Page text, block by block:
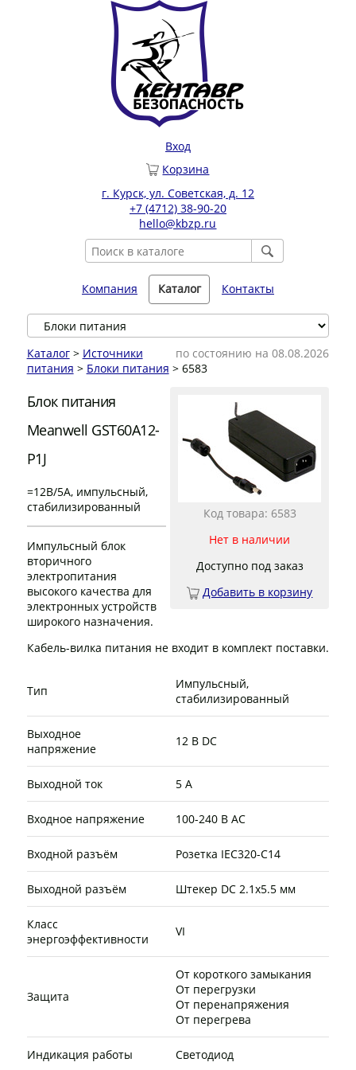
Вход
Корзина
г. Курск, ул. Советская, д. 12
+7 (4712) 38-90-20
hello@kbzp.ru
Компания Каталог Контакты
по состоянию на 08.08.2026
Каталог> Источники
питания > Блоки питания > 6583
Код товара: 6583
Нет в наличии
Доступно под заказ
Добавить в корзину
Блок питания
Meanwell GST60A12-
P1J
=12В/5А, импульсный,
стабилизированный
Импульсный блок
вторичного
электропитания
высокого качества для
электронных устройств
широкого назначения.
Кабель-вилка питания не входит в комплект поставки.
Тип
Импульсный,
стабилизированный
Выходное
напряжение
12 В DC
Выходной ток 5 А
Входное напряжение 100-240 В AC
Входной разъём Розетка IEC320-C14
Выходной разъём Штекер DC 2.1х5.5 мм
Класс
энергоэффективности
VI
Защита
От короткого замыкания
От перегрузки
От перенапряжения
От перегрева
Индикация работы Светодиод